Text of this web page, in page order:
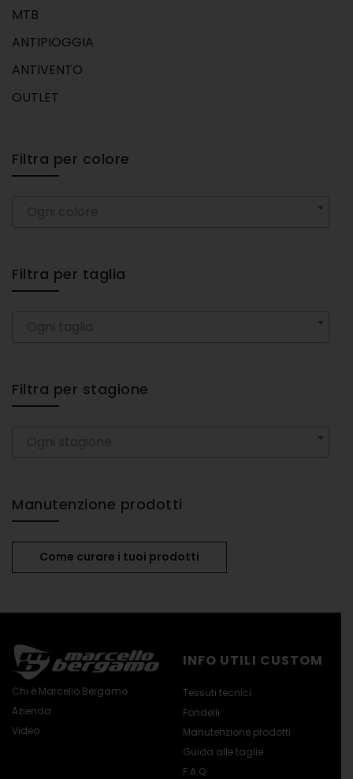
MTB
ANTIPIOGGIA
ANTIVENTO
OUTLET
Filtra per colore
Filtra per taglia
Filtra per stagione
Manutenzione prodotti
Come curare i tuoi prodotti
Chi è Marcello Bergamo
Azienda
Video
INFO UTILI CUSTOM
Tessuti tecnici
Fondelli
Manutenzione prodotti
Guida alle taglie
F.A.Q.